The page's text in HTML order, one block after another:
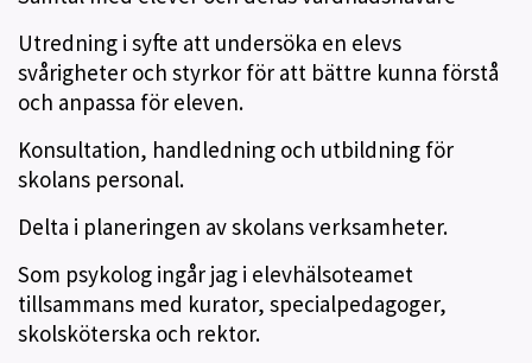
Utredning i syfte att undersöka en elevs
svårigheter och styrkor för att bättre kunna förstå
och anpassa för eleven.
Konsultation, handledning och utbildning för
skolans personal.
Delta i planeringen av skolans verksamheter.
Som psykolog ingår jag i elevhälsoteamet
tillsammans med kurator, specialpedagoger,
skolsköterska och rektor.